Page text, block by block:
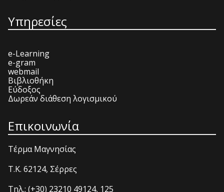
Υπηρεσίες
e-Learning
e-gram
webmail
Βιβλιοθήκη
Εύδοξος
Δωρεάν διάθεση λογισμικού
Επικοινωνία
Τέρμα Μαγνησίας
T.K. 62124, Σέρρες
Τηλ.: (+30) 23210 49124, 125